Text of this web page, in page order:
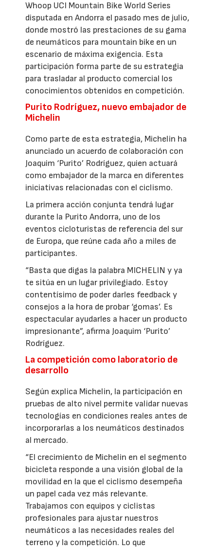
Whoop UCI Mountain Bike World Series
disputada en Andorra el pasado mes de julio,
donde mostró las prestaciones de su gama
de neumáticos para mountain bike en un
escenario de máxima exigencia. Esta
participación forma parte de su estrategia
para trasladar al producto comercial los
conocimientos obtenidos en competición.
Purito Rodríguez, nuevo embajador de
Michelin
Como parte de esta estrategia, Michelin ha
anunciado un acuerdo de colaboración con
Joaquim ‘Purito’ Rodríguez, quien actuará
como embajador de la marca en diferentes
iniciativas relacionadas con el ciclismo.
La primera acción conjunta tendrá lugar
durante la Purito Andorra, uno de los
eventos cicloturistas de referencia del sur
de Europa, que reúne cada año a miles de
participantes.
“Basta que digas la palabra MICHELIN y ya
te sitúa en un lugar privilegiado. Estoy
contentísimo de poder darles feedback y
consejos a la hora de probar ‘gomas’. Es
espectacular ayudarles a hacer un producto
impresionante”, afirma Joaquim ‘Purito’
Rodríguez.
La competición como laboratorio de
desarrollo
Según explica Michelin, la participación en
pruebas de alto nivel permite validar nuevas
tecnologías en condiciones reales antes de
incorporarlas a los neumáticos destinados
al mercado.
“El crecimiento de Michelin en el segmento
bicicleta responde a una visión global de la
movilidad en la que el ciclismo desempeña
un papel cada vez más relevante.
Trabajamos con equipos y ciclistas
profesionales para ajustar nuestros
neumáticos a las necesidades reales del
terreno y la competición. Lo que